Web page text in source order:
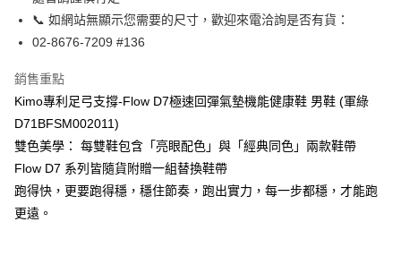
結帳頁面，進行簡訊認證並確認金額後，即可完成結帳。
３．收到繳費通知簡訊後14天內，點擊此簡訊中的連結，可透過四大超商／
※ 請注意：結帳手續完成當下不需立刻繳費，但若您需要取消訂單，請聯絡
購買商品的店家。未經商家同意取消之訂單仍視為有效，需透過AFTEE先享
※ 交易是否成功請以「AFTEE先享後付 」之結帳頁面顯示為準，若有關於
是否繳費成功／繳費後需取消欲退款等相關疑問，請聯繫「AFTEE先享後付
客戶支援中心」https://netprotections.freshdesk.com/support/home
【注意事項】
１．透過由恩沛科技股份有限公司提供之「AFTEE先享後付」服務完成之交
每筆NT$60，滿NT$1,000(含以上)免運費
7-11取貨付款
每筆NT$60，滿NT$1,000(含以上)免運費
宅配
每筆NT$90，滿NT$1,000(含以上)免運費
貨到付款
每筆NT$60，滿NT$1,000(含以上)免運費
國家/地區配送
📞 如網站無顯示您需要的尺寸，歡迎來電洽詢是否有貨：
02-8676-7209 #136
銷售重點
Kimo專利足弓支撐-Flow D7極速回彈氣墊機能健康鞋 男鞋 (軍綠
D71BFSM002011)
雙色美學： 每雙鞋包含「亮眼配色」與「經典同色」兩款鞋帶
Flow D7 系列皆隨貨附贈一組替換鞋帶
跑得快，更要跑得穩，穩住節奏，跑出實力，每一步都穩，才能跑
更遠。